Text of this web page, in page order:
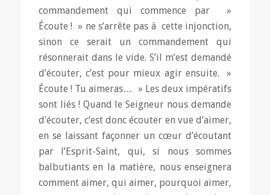
commandement qui commence par »
Écoute ! » ne s’arrête pas à cette injonction,
sinon ce serait un commandement qui
résonnerait dans le vide. S’il m’est demandé
d’écouter, c’est pour mieux agir ensuite. »
Écoute ! Tu aimeras… » Les deux impératifs
sont liés ! Quand le Seigneur nous demande
d’écouter, c’est donc écouter en vue d’aimer,
en se laissant façonner un cœur d’écoutant
par l’Esprit-Saint, qui, si nous sommes
balbutiants en la matière, nous enseignera
comment aimer, qui aimer, pourquoi aimer,